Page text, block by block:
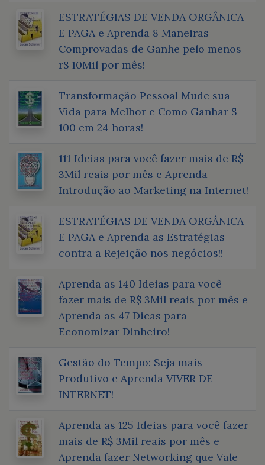
ESTRATÉGIAS DE VENDA ORGÂNICA
E PAGA e Aprenda 8 Maneiras
Comprovadas de Ganhe pelo menos
r$ 10Mil por mês!
Transformação Pessoal Mude sua
Vida para Melhor e Como Ganhar $
100 em 24 horas!
111 Ideias para você fazer mais de R$
3Mil reais por mês e Aprenda
Introdução ao Marketing na Internet!
ESTRATÉGIAS DE VENDA ORGÂNICA
E PAGA e Aprenda as Estratégias
contra a Rejeição nos negócios!!
Aprenda as 140 Ideias para você
fazer mais de R$ 3Mil reais por mês e
Aprenda as 47 Dicas para
Economizar Dinheiro!
Gestão do Tempo: Seja mais
Produtivo e Aprenda VIVER DE
INTERNET!
Aprenda as 125 Ideias para você fazer
mais de R$ 3Mil reais por mês e
Aprenda fazer Networking que Vale